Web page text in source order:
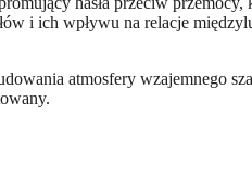
i ich wpływu na relacje
atmosfery wzajemnego